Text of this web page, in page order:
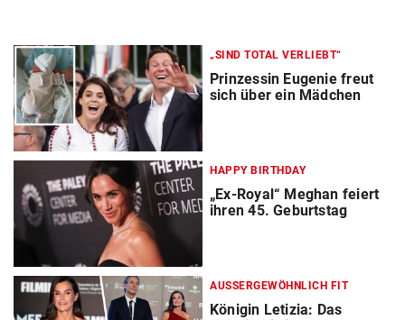
„SIND TOTAL VERLIEBT“
Prinzessin Eugenie freut
sich über ein Mädchen
HAPPY BIRTHDAY
„Ex-Royal“ Meghan feiert
ihren 45. Geburtstag
AUSSERGEWÖHNLICH FIT
Königin Letizia: Das